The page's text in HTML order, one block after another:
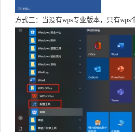
方式三：当没有wps专业版本，只有